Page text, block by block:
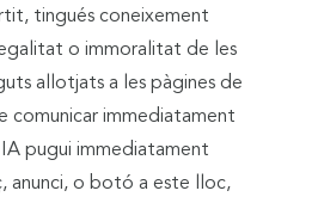
tingués coneixement
o immoralitat de les
allotjats a les pàgines de
comunicar immediatament
pugui immediatament
anunci, o botó a este lloc,